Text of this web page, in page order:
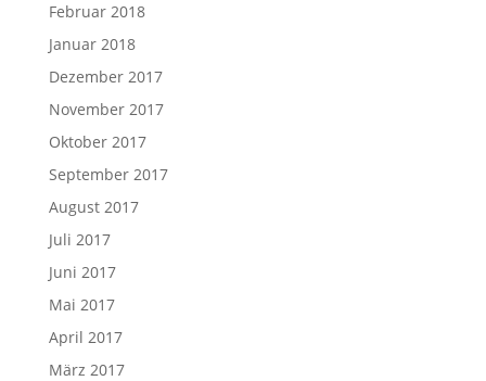
Februar 2018
Januar 2018
Dezember 2017
November 2017
Oktober 2017
September 2017
August 2017
Juli 2017
Juni 2017
Mai 2017
April 2017
März 2017